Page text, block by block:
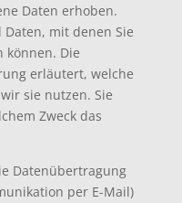
Daten erhoben.
Daten, mit denen Sie
können. Die
erläutert, welche
sie nutzen. Sie
Zweck das
Datenübertragung
per E-Mail)